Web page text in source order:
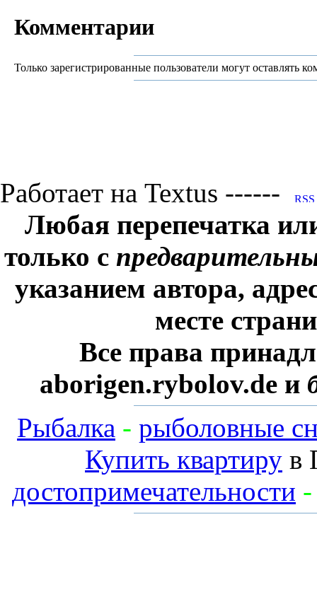
Комментарии
Только зарегистрированные пользователи могут оставлять
Работает на Textus ------
Любая перепечатка
только с
указанием автора,
месте
Все права
aborigen.rybolov.de и
Рыбалка - рыболовные
Купить квартиру в
достопримечательности